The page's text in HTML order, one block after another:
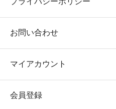
お問い合わせ
マイアカウント
会員登録